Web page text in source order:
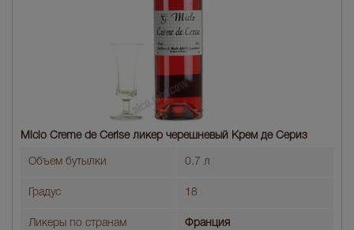
Miclo Creme de Cerise ликер черешневый Крем де Сериз
Объем бутылки 0.7 л
Градус 18
Ликеры по странам Франция